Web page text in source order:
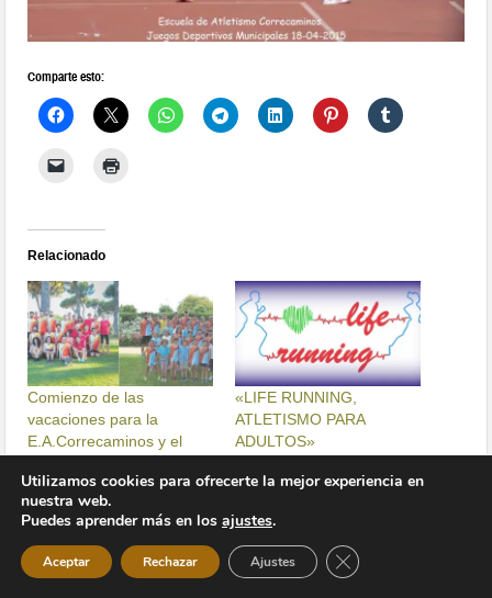
Comienzo de las
vacaciones para la
E.A.Correcaminos y el
Club de Atletismo Life
27 junio, 2016
En «Atletismo»
«LIFE RUNNING,
ATLETISMO PARA
ADULTOS»
21 agosto, 2015
Utilizamos cookies para ofrecerte la mejor experiencia en
nuestra web.
Puedes aprender más en los ajustes.
Aceptar Rechazar Ajustes Cerrar el banner de